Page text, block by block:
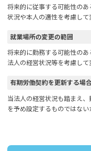
将来的に従事する可能性の
状況や本人の適性を考慮して
就業場所の変更の範囲
将来的に勤務する可能性の
法人の経営状況等を考慮して
有期労働契約を更新する場
当法人の経営状況も踏まえ
を予め設定するものではな